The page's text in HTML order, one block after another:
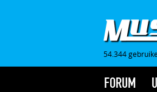
54.344
FORUM